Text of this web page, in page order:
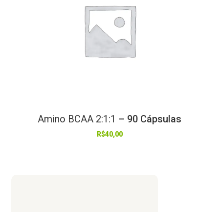
Amino BCAA 2:1:1 – 90 Cápsulas
R$40,00